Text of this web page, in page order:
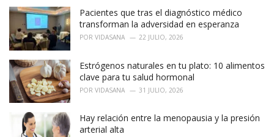
s
Pacientes que tras el diagnóstico médico
transforman la adversidad en esperanza
POR VIDASANA 22 JULIO, 2026
Estrógenos naturales en tu plato: 10 alimentos
clave para tu salud hormonal
POR VIDASANA 31 JULIO, 2026
Hay relación entre la menopausia y la presión
arterial alta